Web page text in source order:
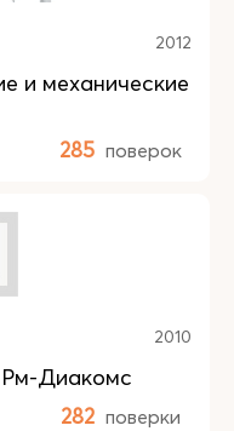
2012
и механические
285 поверок
2010
Диакомс
282 поверки